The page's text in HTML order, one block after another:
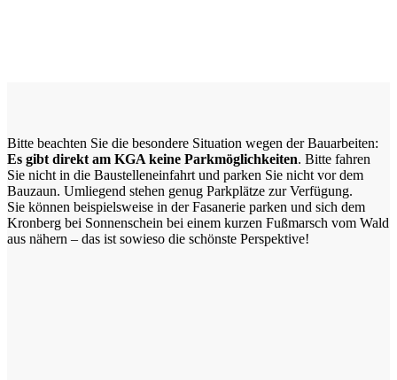
Bitte beachten Sie die besondere Situation wegen der Bauarbeiten:
Es gibt direkt am KGA keine Parkmöglichkeiten. Bitte fahren
Sie nicht in die Baustelleneinfahrt und parken Sie nicht vor dem
Bauzaun. Umliegend stehen genug Parkplätze zur Verfügung.
Sie können beispielsweise in der Fasanerie parken und sich dem
Kronberg bei Sonnenschein bei einem kurzen Fußmarsch vom Wald
aus nähern – das ist sowieso die schönste Perspektive!